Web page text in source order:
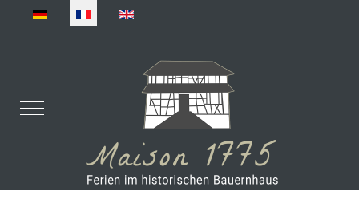
Sélectionnez votre langue
Mobile Menu Toggle